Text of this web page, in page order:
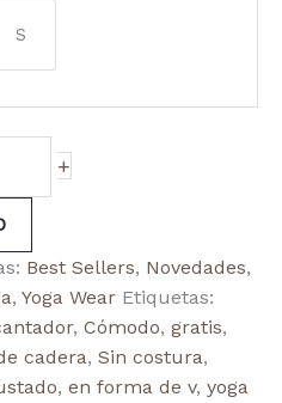
S
+
Best Sellers, Novedades,
, Yoga Wear Etiquetas:
, Cómodo, gratis,
cadera, Sin costura,
, en forma de v, yoga